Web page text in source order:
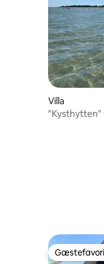
Villa
"Kysthytten"